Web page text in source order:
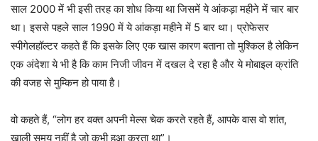
साल 2000 में भी इसी तरह का शोध किया था जिसमें ये आंकड़ा महीने में चार बार
था। इससे पहले साल 1990 में ये आंकड़ा महीने में 5 बार था। प्रोफेसर
स्पीगेलहॉल्टर कहते हैं कि इसके लिए एक खास कारण बताना तो मुश्किल है लेकिन
एक अंदेशा ये भी है कि काम निजी जीवन में दखल दे रहा है और ये मोबाइल क्रांति
की वजह से मुम्किन हो पाया है।
वो कहते हैं, “लोग हर वक्त अपनी मेल्स चेक करते रहते हैं, आपके वास वो शांत,
खाली समय नहीं है जो कभी हुआ करता था”।